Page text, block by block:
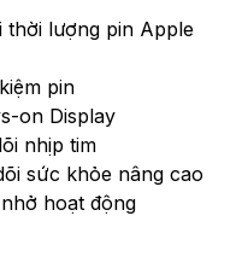
thời lượng pin Apple
pin
on Display
nhịp tim
sức khỏe nâng cao
hoạt động